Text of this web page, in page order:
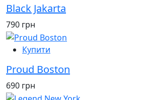
Black Jakarta
790 грн
Купити
Proud Boston
690 грн